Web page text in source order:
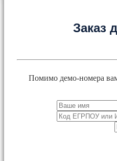
Заказ
Помимо демо-номера